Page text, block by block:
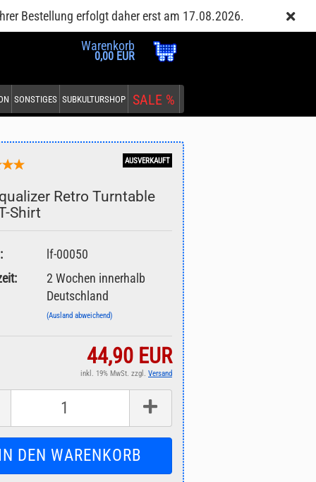
Kundenlogin Merkzettel
Warenkorb
0,00 EUR
Bestellung erfolgt daher erst am 17.08.2026.
SONSTIGES SUBKULTURSHOP SALE %
AUSVERKAUFT
Retro Turntable
Shirt
lf-00050
2 Wochen innerhalb
Deutschland
(Ausland abweichend)
44,90 EUR
inkl. 19% MwSt. zzgl. Versand